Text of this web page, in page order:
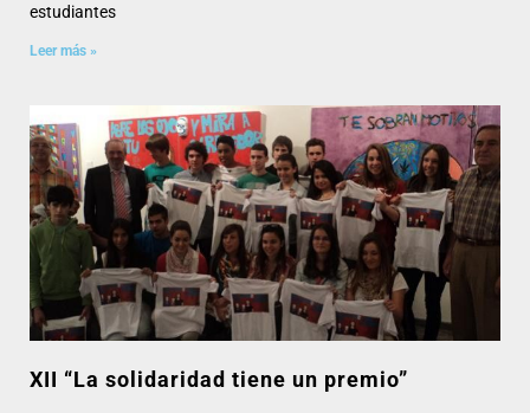
estudiantes
Leer más »
XII “La solidaridad tiene un premio”